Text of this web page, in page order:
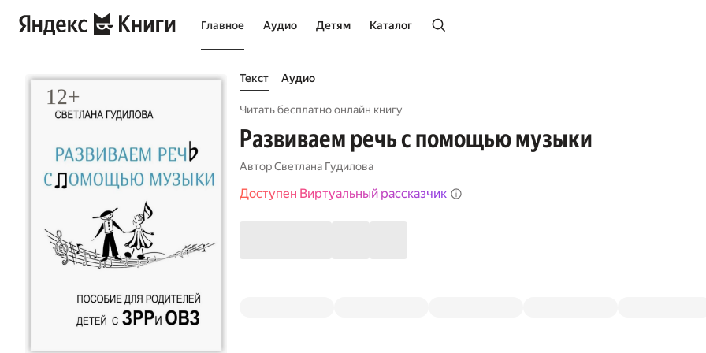
Главное Аудио Детям Каталог
Текст Аудио
Читать бесплатно онлайн книгу
Развиваем речь с помощью музыки
АвторСветлана Гудилова
Доступен Виртуальный рассказчик